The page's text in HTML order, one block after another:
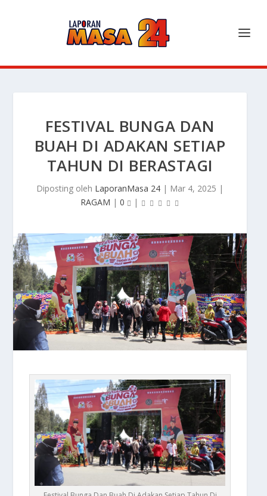
FESTIVAL BUNGA DAN
BUAH DI ADAKAN SETIAP
TAHUN DI BERASTAGI
Diposting oleh LaporanMasa 24 | Mar 4, 2025 |
RAGAM | 0 |